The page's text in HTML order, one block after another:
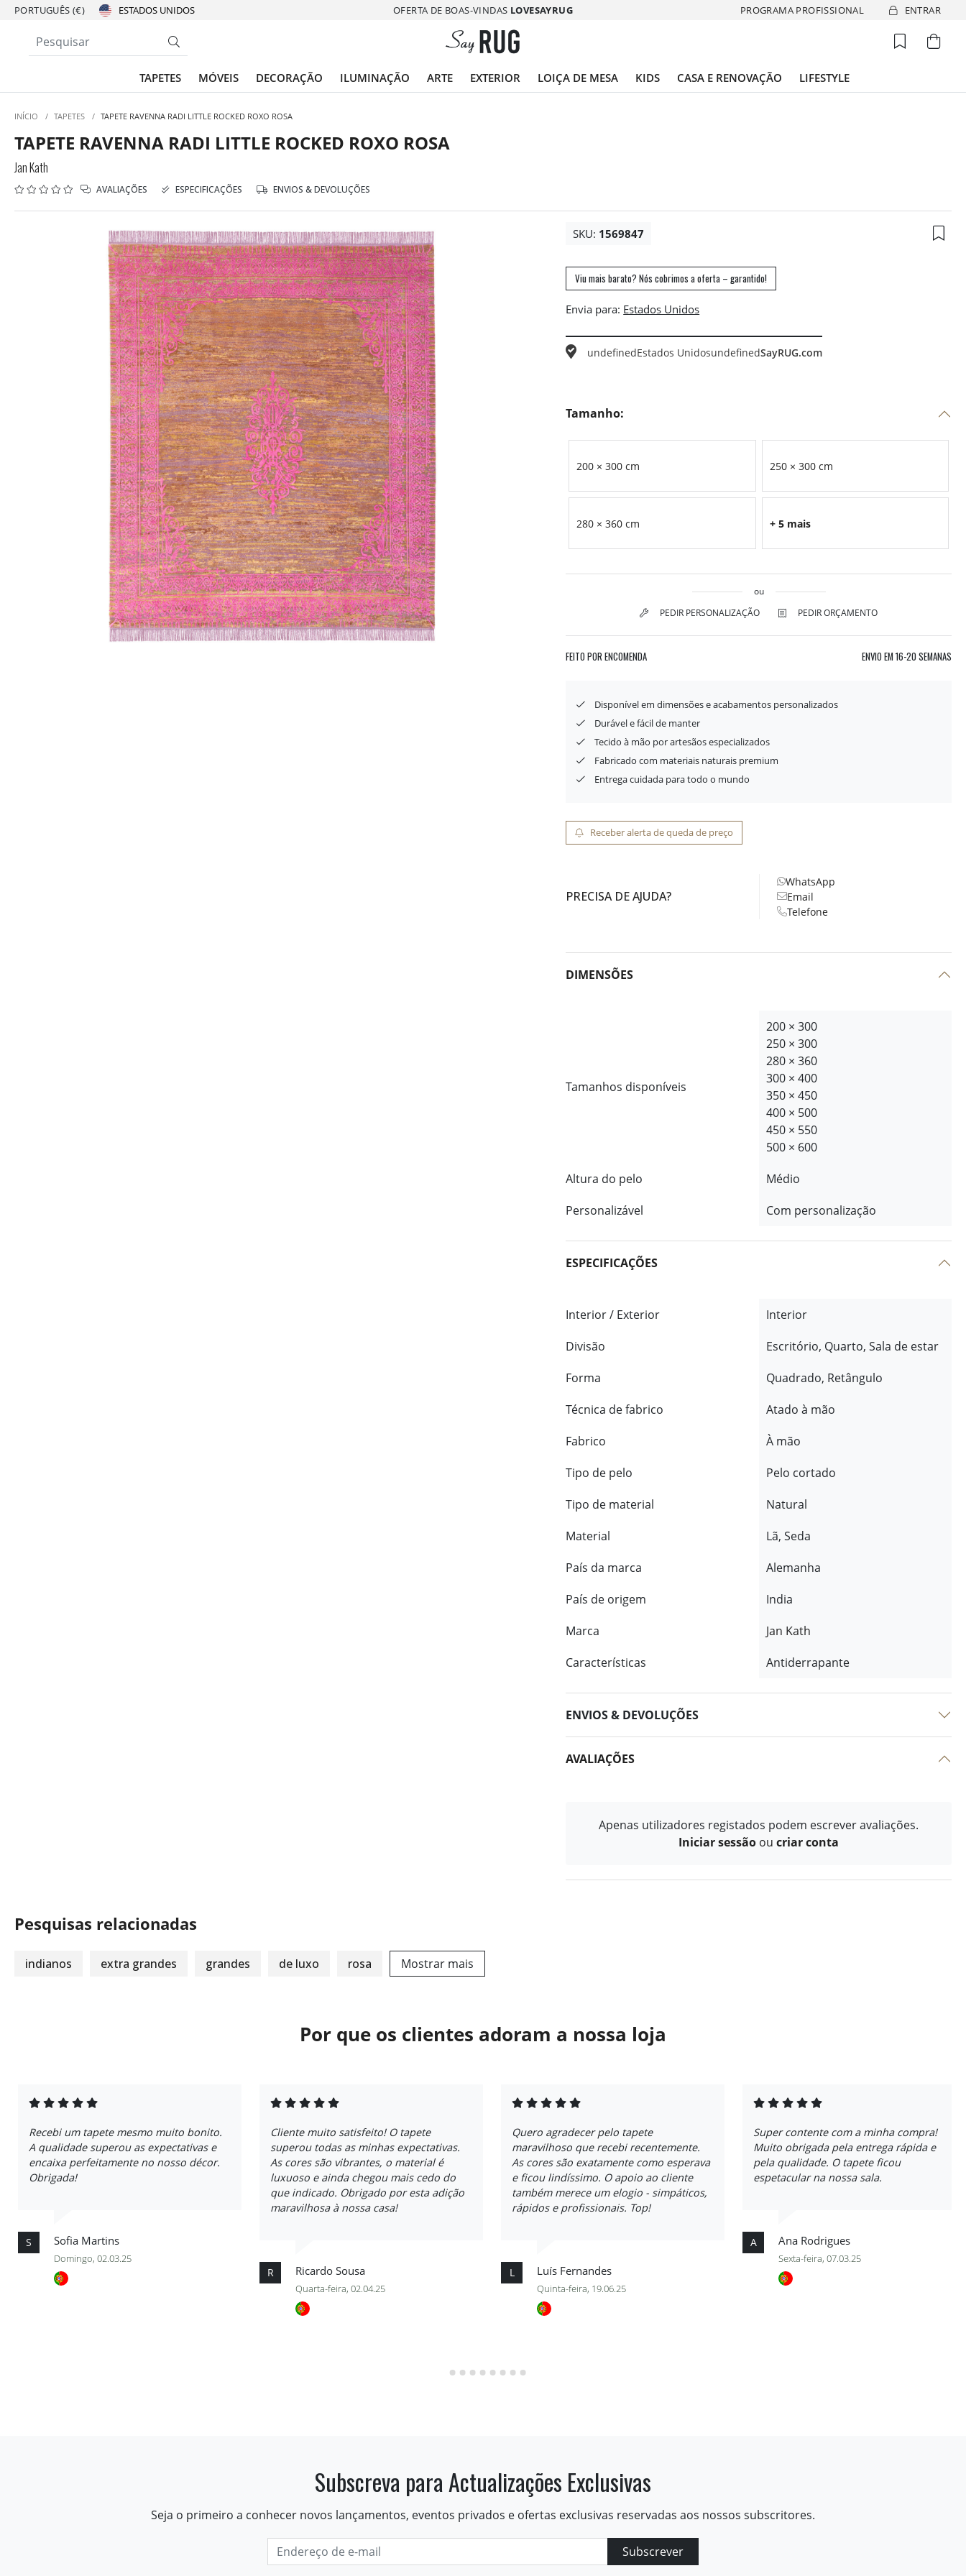
PORTUGUÊS (€) OFERTA DE BOAS-VINDAS LOVESAYRUG PROGRAMA PROFISSIONAL ENTRAR
TAPETES MÓVEIS DECORAÇÃO ILUMINAÇÃO ARTE EXTERIOR LOIÇA DE MESA KIDS CASA E RENOVAÇÃO LIFESTYLE
INÍCIO / TAPETES / TAPETE RAVENNA RADI LITTLE ROCKED ROXO ROSA
TAPETE RAVENNA RADI LITTLE ROCKED ROXO ROSA
Jan Kath
AVALIAÇÕES ESPECIFICAÇÕES ENVIOS & DEVOLUÇÕES
SKU: 1569847
Viu mais barato? Nós cobrimos a oferta – garantido!
Envia para:
undefinedEstados UnidosundefinedSayRUG.com
Tamanho:
200 × 300 cm 250 × 300 cm
280 × 360 cm + 5 mais
ou
PEDIR PERSONALIZAÇÃO
PEDIR ORÇAMENTO
FEITO POR ENCOMENDA ENVIO EM 16-20 SEMANAS
Disponível em dimensões e acabamentos personalizados
Durável e fácil de manter
Tecido à mão por artesãos especializados
Fabricado com materiais naturais premium
Entrega cuidada para todo o mundo
Receber alerta de queda de preço
PRECISA DE AJUDA?
WhatsApp
Email
Telefone
DIMENSÕES
Tamanhos disponíveis
200 × 300
250 × 300
280 × 360
300 × 400
350 × 450
400 × 500
450 × 550
500 × 600
Altura do pelo
Médio
Personalizável
Com personalização
ESPECIFICAÇÕES
Interior / Exterior
Interior
Divisão
Escritório, Quarto, Sala de estar
Forma
Quadrado, Retângulo
Técnica de fabrico
Atado à mão
Fabrico
À mão
Tipo de pelo
Pelo cortado
Tipo de material
Natural
Material
Lã, Seda
País da marca
Alemanha
País de origem
India
Marca
Jan Kath
Características
Antiderrapante
ENVIOS & DEVOLUÇÕES
AVALIAÇÕES
Apenas utilizadores registados podem escrever avaliações.
Iniciar sessão ou criar conta
Pesquisas relacionadas
indianos extra grandes grandes de luxo rosa Mostrar mais
Por que os clientes adoram a nossa loja
Recebi um tapete mesmo muito bonito.
A qualidade superou as expectativas e
encaixa perfeitamente no nosso décor.
Obrigada!
S Sofia Martins
Domingo, 02.03.25
Cliente muito satisfeito! O tapete
superou todas as minhas expectativas.
As cores são vibrantes, o material é
luxuoso e ainda chegou mais cedo do
que indicado. Obrigado por esta adição
maravilhosa à nossa casa!
R Ricardo Sousa
Quarta-feira, 02.04.25
Quero agradecer pelo tapete
maravilhoso que recebi recentemente.
As cores são exatamente como esperava
e ficou lindíssimo. O apoio ao cliente
também merece um elogio - simpáticos,
rápidos e profissionais. Top!
L Luís Fernandes
Quinta-feira, 19.06.25
Super contente com a minha compra!
Muito obrigada pela entrega rápida e
pela qualidade. O tapete ficou
espetacular na nossa sala.
A Ana Rodrigues
Sexta-feira, 07.03.25
Subscreva para Actualizações Exclusivas
Seja o primeiro a conhecer novos lançamentos, eventos privados e ofertas exclusivas reservadas aos nossos subscritores.
Subscrever